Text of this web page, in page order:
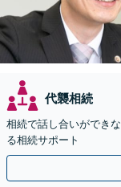
代襲相続
相続で話し合いができ
る相続サポート